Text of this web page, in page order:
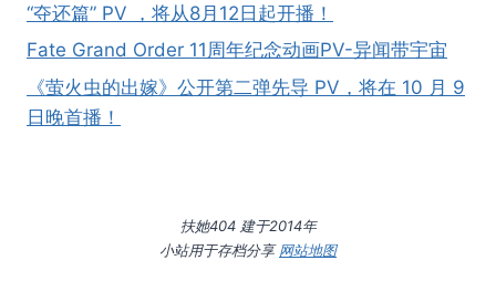
“夺还篇” PV ，将从8月12日起开播！
Fate Grand Order 11周年纪念动画PV-异闻带宇宙
《萤火虫的出嫁》公开第二弹先导 PV，将在 10 月 9
日晚首播！
扶她404 建于2014年
小站用于存档分享网站地图